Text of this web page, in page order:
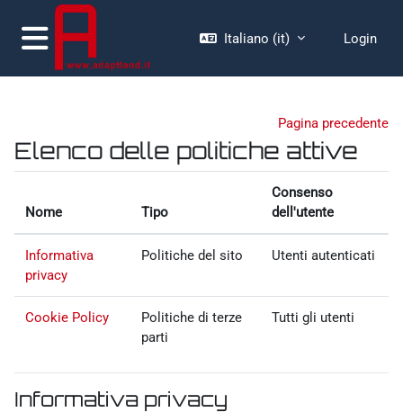
Vai al contenuto principale
Pannello laterale
Italiano ‎(it)‎ Login
Pagina precedente
Elenco delle politiche attive
Nome Tipo
Consenso
dell'utente
Informativa
privacy
Politiche del sito Utenti autenticati
Cookie Policy
Politiche di terze
parti
Tutti gli utenti
Informativa privacy